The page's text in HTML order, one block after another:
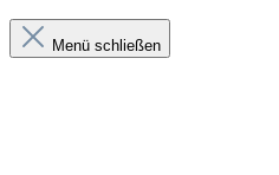
Menü schließen